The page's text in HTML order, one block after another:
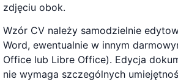
zdjęciu obok.
Wzór CV należy samodzielnie
Word, ewentualnie w innym
Office lub Libre Office). Edycja
nie wymaga szczególnych